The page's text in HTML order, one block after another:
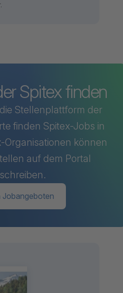
Spitex finden
Stellenplattform der
finden Spitex-Jobs in
Organisationen können
auf dem Portal
Jobangeboten